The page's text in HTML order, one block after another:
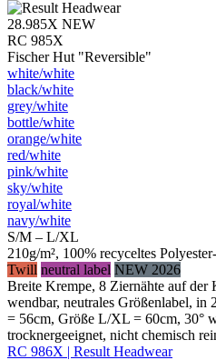
28.985X NEW
RC 985X
Fischer Hut "Reversible"
white/​white
black/​white
grey/​white
bottle/​white
orange/​white
red/​white
pink/​white
sky/​white
royal/​white
navy/​white
S/M – L/XL
210g/m², 100% recyceltes
Twill neutral label NEW 2026
Breite Krempe, 8 Ziernähte auf der
wendbar, neutrales Größenlabel,
= 56cm, Größe L/XL = 60cm, 30°
trocknergeeignet, nicht chemisch
RC 986X | Result Headwear